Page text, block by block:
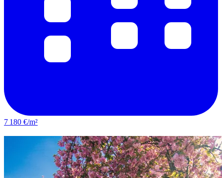
7 180 €/m²
Colombes